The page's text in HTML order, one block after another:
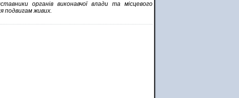
органів виконавчої влади та місцевого
подвигам живих.